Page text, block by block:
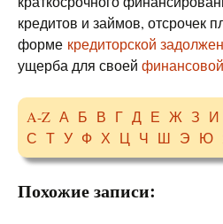
кредитов и займов, отсрочек
форме кредиторской
ущерба для своей
A-Z А Б В Г Д Е Ж З И
С Т У Ф Х Ц Ч Ш Э Ю
Похожие записи: